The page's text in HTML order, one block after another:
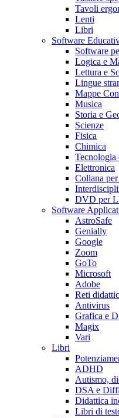
Tavoli
Lenti
Libri
Software
Software
Logica e
Lettura e
Lingue
Mappe
Musica
Storia e
Scienze
Fisica
Chimica
Tecnologia
Elettronica
Collana
DVD per
Software
AstroSafe
Genially
Google
Zoom
GoTo
Microsoft
Adobe
Reti
Antivirus
Grafica e
Magix
Vari
Libri
ADHD
Autismo,
DSA e
Didattica
Libri di